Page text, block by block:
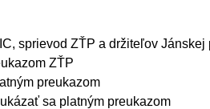
sprievod ZŤP a držiteľov Jánskej
ZŤP
preukazom
sa platným preukazom